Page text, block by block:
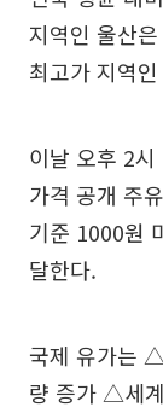
지역인 울산
최고가 지역
이날 오후 2
가격 공개 주
기준 1000원
달한다.
국제 유가는
량 증가 △세